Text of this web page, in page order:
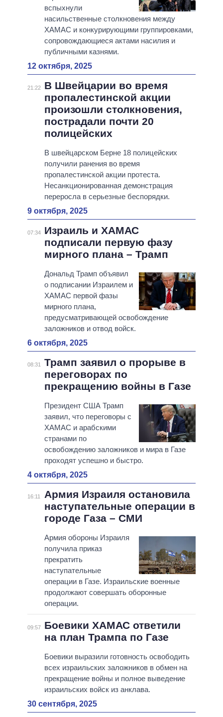
вспыхнули
насильственные столкновения между
ХАМАС и конкурирующими группировками,
сопровождающиеся актами насилия и
публичными казнями.
12 октября, 2025
21:22
В Швейцарии во время
пропалестинской акции
произошли столкновения,
пострадали почти 20
полицейских
В швейцарском Берне 18 полицейских
получили ранения во время
пропалестинской акции протеста.
Несанкционированная демонстрация
переросла в серьезные беспорядки.
9 октября, 2025
07:34
Израиль и ХАМАС
подписали первую фазу
мирного плана – Трамп
Дональд Трамп объявил
о подписании Израилем и
ХАМАС первой фазы
мирного плана,
предусматривающей освобождение
заложников и отвод войск.
6 октября, 2025
08:31
Трамп заявил о прорыве в
переговорах по
прекращению войны в Газе
Президент США Трамп
заявил, что переговоры с
ХАМАС и арабскими
странами по
освобождению заложников и мира в Газе
проходят успешно и быстро.
4 октября, 2025
16:11
Армия Израиля остановила
наступательные операции в
городе Газа – СМИ
Армия обороны Израиля
получила приказ
прекратить
наступательные
операции в Газе. Израильские военные
продолжают совершать оборонные
операции.
09:57
Боевики ХАМАС ответили
на план Трампа по Газе
Боевики выразили готовность освободить
всех израильских заложников в обмен на
прекращение войны и полное выведение
израильских войск из анклава.
30 сентября, 2025